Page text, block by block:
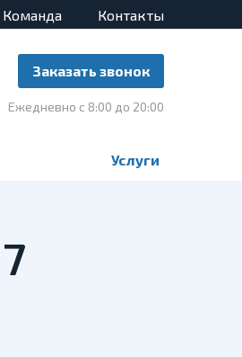
Команда Контакты
Заказать звонок
Ежедневно с 8:00 до 20:00
Услуги